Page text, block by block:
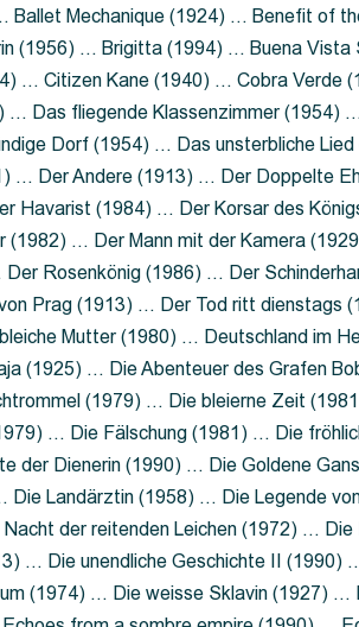
Mechanique (1924) … Benefit of
(1956) … Brigitta (1994) … Buena
… Citizen Kane (1940) … Cobra
… Das fliegende Klassenzimmer
Dorf (1954) … Das unsterbliche
… Der Andere (1913) … Der Doppelte
Havarist (1984) … Der Korsar des
(1982) … Der Mann mit der Kamera
Rosenkönig (1986) … Der
Prag (1913) … Der Tod ritt dienstags
Mutter (1980) … Deutschland im
(1925) … Die Abenteuer des Grafen
(1979) … Die bleierne Zeit
… Die Fälschung (1981) … Die
der Dienerin (1990) … Die Goldene
Die Landärztin (1958) … Die Legende
der reitenden Leichen (1972) …
… Die unendliche Geschichte II
(1974) … Die weisse Sklavin (1927)